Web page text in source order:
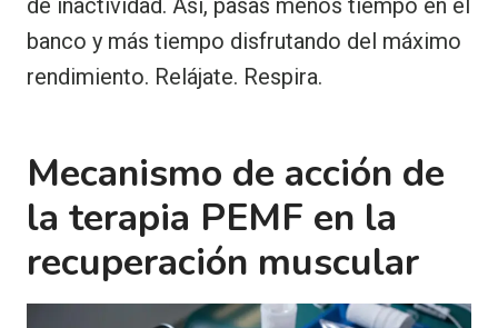
de inactividad. Así, pasas menos tiempo en el
banco y más tiempo disfrutando del máximo
rendimiento. Relájate. Respira.
Mecanismo de acción de
la terapia PEMF en la
recuperación muscular